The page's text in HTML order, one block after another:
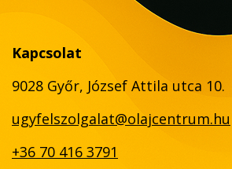
Kapcsolat
9028 Győr, József Attila utca 10.
ugyfelszolgalat@olajcentrum.hu
+36 70 416 3791